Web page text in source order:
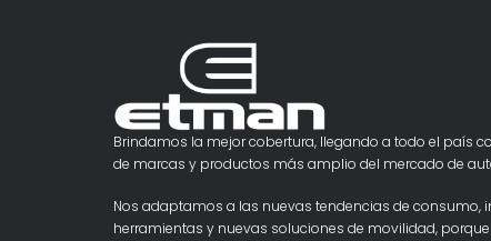
Brindamos la mejor cobertura, llegando a todo el país
de marcas y productos más amplio del mercado de
Nos adaptamos a las nuevas tendencias de consumo,
herramientas y nuevas soluciones de movilidad, porque